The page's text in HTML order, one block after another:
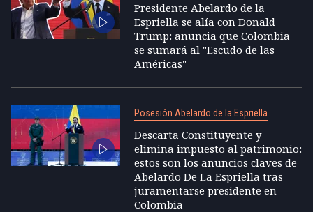
Presidente Abelardo de la
Espriella se alía con Donald
Trump: anuncia que Colombia
se sumará al "Escudo de las
Américas"
Posesión Abelardo de la Espriella
Descarta Constituyente y
elimina impuesto al patrimonio:
estos son los anuncios claves de
Abelardo De La Espriella tras
juramentarse presidente en
Colombia